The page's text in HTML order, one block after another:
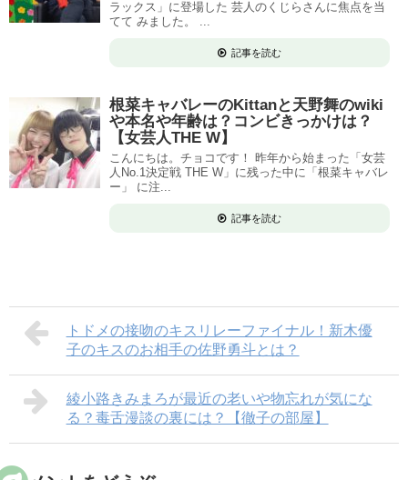
ラックス」に登場した 芸人のくじらさんに焦点を当
てて みました。 ...
記事を読む
根菜キャバレーのKittanと天野舞のwiki
や本名や年齢は？コンビきっかけは？
【女芸人THE W】
こんにちは。チョコです！ 昨年から始まった「女芸
人No.1決定戦 THE W」に残った中に「根菜キャバレ
ー」 に注...
記事を読む
トドメの接吻のキスリレーファイナル！新木優
子のキスのお相手の佐野勇斗とは？
綾小路きみまろが最近の老いや物忘れが気にな
る？毒舌漫談の裏には？【徹子の部屋】